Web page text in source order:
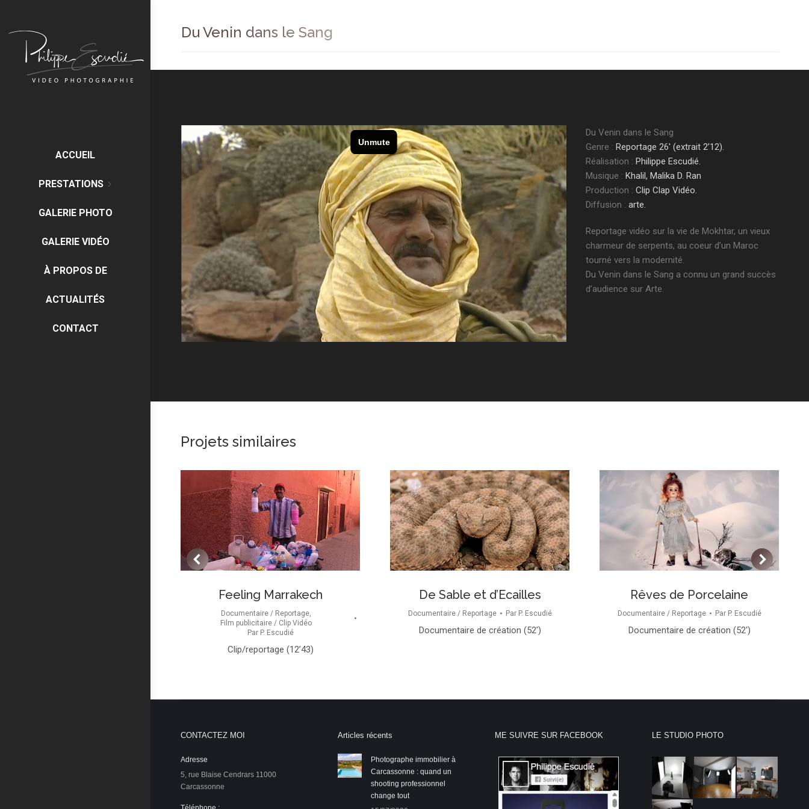
ACCUEIL
PRESTATIONS
GALERIE PHOTO
GALERIE VIDÉO
À PROPOS DE
ACTUALITÉS
CONTACT
Du Venin dans le Sang
Du Venin dans le Sang
Genre : Reportage 26′ (extrait 2’12).
Réalisation : Philippe Escudié.
Musique : Khalil, Malika D. Ran
Production : Clip Clap Vidéo.
Diffusion : arte.
Reportage vidéo sur la vie de Mokhtar, un vieux
charmeur de serpents, au coeur d’un Maroc
tourné vers la modernité.
Du Venin dans le Sang a connu un grand succès
d’audience sur Arte.
Projets similaires
Feeling Marrakech
Documentaire / Reportage,
Film publicitaire / Clip Vidéo
Par P. Escudié
Clip/reportage (12’43)
De Sable et d’Ecailles
Documentaire / Reportage Par P. Escudié
Documentaire de création (52′)
Rêves de Porcelaine
Documentaire / Reportage Par P. Escudié
Documentaire de création (52′)
CONTACTEZ MOI
Adresse
5, rue Blaise Cendrars 11000
Carcassonne
Articles récents
Photographe immobilier à
Carcassonne : quand un
shooting professionnel
change tout
ME SUIVRE SUR FACEBOOK LE STUDIO PHOTO